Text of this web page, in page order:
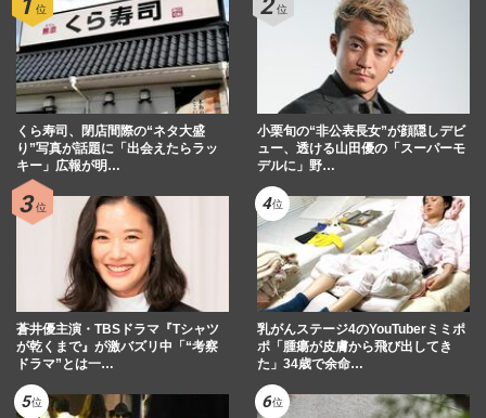
くら寿司、閉店間際の“ネタ大盛
り”写真が話題に「出会えたらラッ
キー」広報が明…
小栗旬の“非公表長女”が顔隠しデビ
ュー、透ける山田優の「スーパーモ
デルに」野…
蒼井優主演・TBSドラマ『Tシャツ
が乾くまで』が激バズリ中「“考察
ドラマ”とは一…
乳がんステージ4のYouTuberミミポ
ポ「腫瘍が皮膚から飛び出してき
た」34歳で余命…